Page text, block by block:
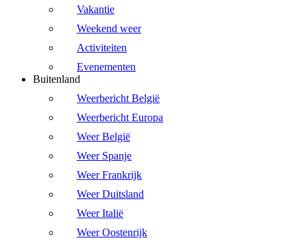
Vakantie
Weekend weer
Activiteiten
Evenementen
Buitenland
Weerbericht België
Weerbericht Europa
Weer België
Weer Spanje
Weer Frankrijk
Weer Duitsland
Weer Italië
Weer Oostenrijk